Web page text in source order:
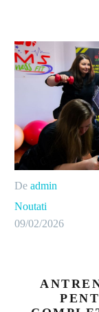
De admin
Noutati
09/02/2026